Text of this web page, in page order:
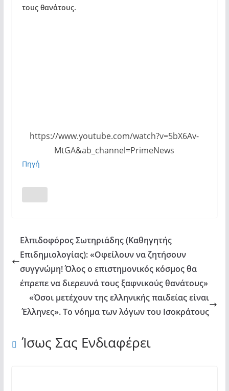
τους θανάτους.
https://www.youtube.com/watch?v=5bX6Av-
MtGA&ab_channel=PrimeNews
Πηγή
Ελπιδοφόρος Σωτηριάδης (Καθηγητής
Επιδημιολογίας): «Οφείλουν να ζητήσουν
συγγνώμη! Όλος ο επιστημονικός κόσμος θα
έπρεπε να διερευνά τους ξαφνικούς θανάτους»
«Όσοι μετέχουν της ελληνικής παιδείας είναι
Έλληνες». Το νόημα των λόγων του Ισοκράτους
Ίσως Σας Ενδιαφέρει